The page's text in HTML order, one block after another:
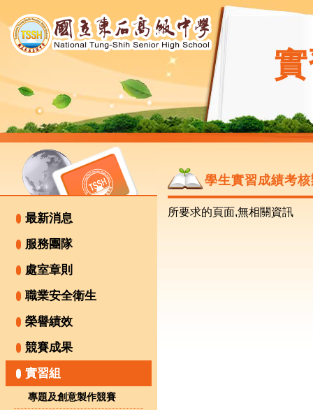
最新消息
服務團隊
處室章則
職業安全衛生
榮譽績效
競賽成果
實習組
專題及創意製作競賽
學生實習成績考
所要求的頁面,無相關資訊